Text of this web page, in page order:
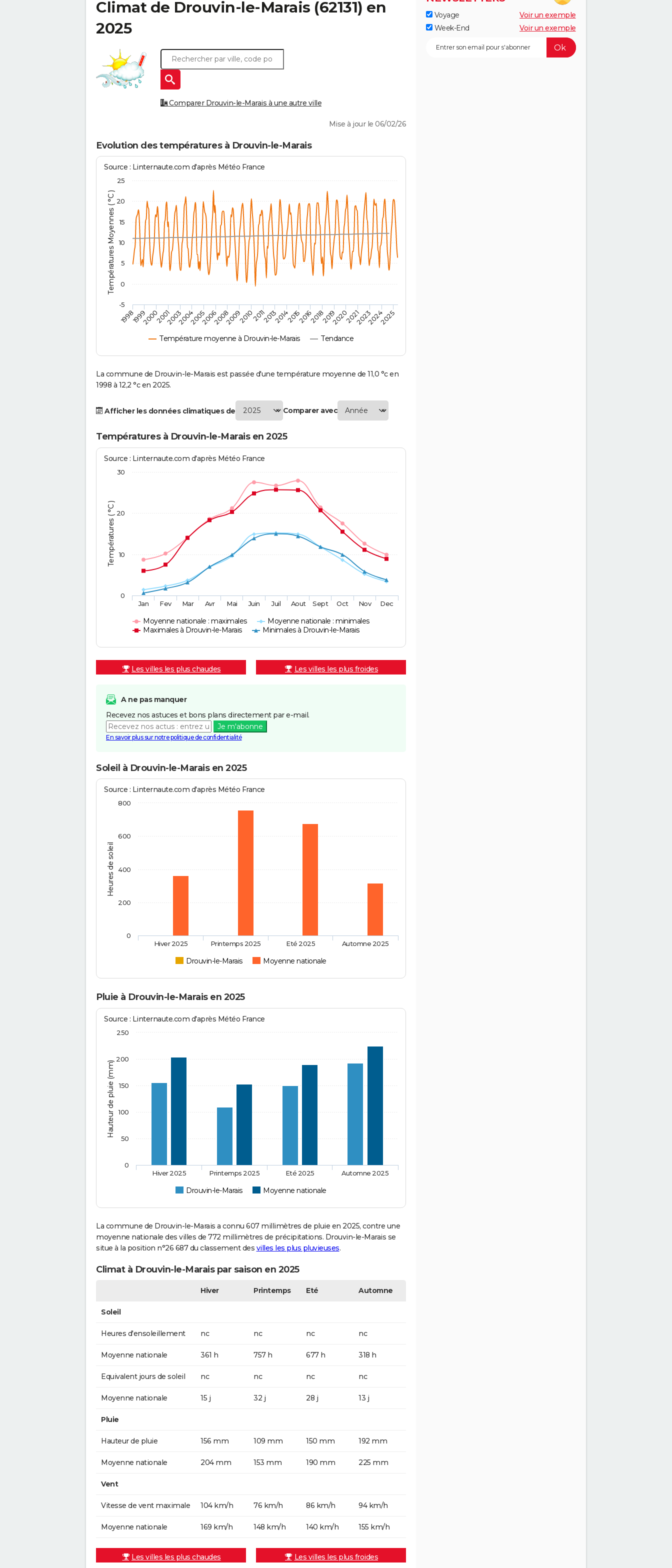
Climat de Drouvin-le-Marais (62131) en
2025
Comparer Drouvin-le-Marais à une autre ville
Mise à jour le 06/02/26
Evolution des températures à Drouvin-le-Marais
Températures Moyennes ( °C )
Source : Linternaute.com d'après Météo France
Température moyenne à Drouvin-le-Marais Tendance
1998 2014
199920002001200320042005200620082009201020112013 201520162018201920202021202320242025
-5
0
5
10
15
20
25
La commune de Drouvin-le-Marais est passée d'une température moyenne de 11,0 °c en
1998 à 12,2 °c en 2025.
Afficher les données climatiques de Comparer avec
Températures à Drouvin-le-Marais en 2025
Températures ( °C )
Source : Linternaute.com d'après Météo France
Moyenne nationale : maximales
Moyenne nationale : minimales
Maximales à Drouvin-le-Marais
Minimales à Drouvin-le-Marais
Jan Fev Mar Avr Mai Juin Juil Aout Sept Oct Nov Dec
0
10
20
30
Les villes les plus chaudes Les villes les plus froides
A ne pas manquer
Recevez nos astuces et bons plans directement par e-mail.
Je m'abonne
En savoir plus sur notre politique de confidentialité
Soleil à Drouvin-le-Marais en 2025
Heures de soleil
Source : Linternaute.com d'après Météo France
Drouvin-le-Marais Moyenne nationale
Hiver 2025 Printemps 2025 Eté 2025 Automne 2025
0
200
400
600
800
Pluie à Drouvin-le-Marais en 2025
Hauteur de pluie (mm)
Source : Linternaute.com d'après Météo France
Drouvin-le-Marais Moyenne nationale
Hiver 2025 Printemps 2025 Eté 2025 Automne 2025
0
50
100
150
200
250
La commune de Drouvin-le-Marais a connu 607 millimètres de pluie en 2025, contre une
moyenne nationale des villes de 772 millimètres de précipitations. Drouvin-le-Marais se
situe à la position n°26 687 du classement des villes les plus pluvieuses.
Climat à Drouvin-le-Marais par saison en 2025
Hiver Printemps Eté Automne
Soleil
Heures d'ensoleillement nc nc nc nc
Moyenne nationale 361 h 757 h 677 h 318 h
Equivalent jours de soleil nc nc nc nc
Moyenne nationale 15 j 32 j 28 j 13 j
Pluie
Hauteur de pluie 156 mm 109 mm 150 mm 192 mm
Moyenne nationale 204 mm 153 mm 190 mm 225 mm
Vent
Vitesse de vent maximale 104 km/h 76 km/h 86 km/h 94 km/h
Moyenne nationale 169 km/h 148 km/h 140 km/h 155 km/h
Les villes les plus chaudes Les villes les plus froides
Voyage
Voir un exemple
Week-End
Voir un exemple